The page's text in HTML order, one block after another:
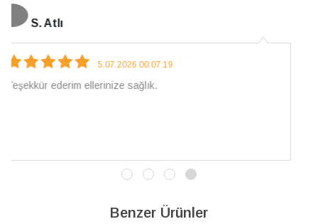
N. Elçi
4.08.2026 16:27:03
Çarpıcı ve olağanüstü bir işçilikle hazırlanmış bir mücevher.
Benzer Ürünler